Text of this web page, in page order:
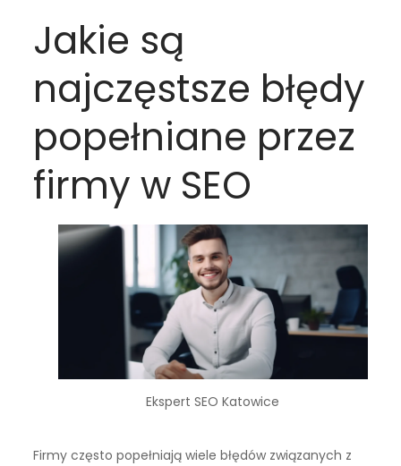
Jakie są
najczęstsze błędy
popełniane przez
firmy w SEO
Ekspert SEO Katowice
Firmy często popełniają wiele błędów związanych z